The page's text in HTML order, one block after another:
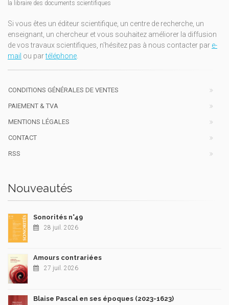
la libraire des documents scientifiques
Si vous êtes un éditeur scientifique, un centre de recherche, un
enseignant, un chercheur et vous souhaitez améliorer la diffusion
de vos travaux scientifiques, n'hésitez pas à nous contacter par e-
mail ou partéléphone.
CONDITIONS GÉNÉRALES DE VENTES
PAIEMENT & TVA
MENTIONS LÉGALES
CONTACT
RSS
Nouveautés
Sonorités n°49
28 juil. 2026
Amours contrariées
27 juil. 2026
Blaise Pascal en ses époques (2023-1623)